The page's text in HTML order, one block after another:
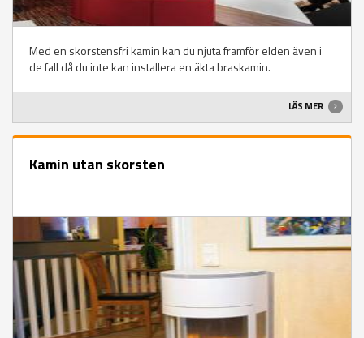
Med en skorstensfri kamin kan du njuta framför elden även i
de fall då du inte kan installera en äkta braskamin.
LÄS MER
Kamin utan skorsten